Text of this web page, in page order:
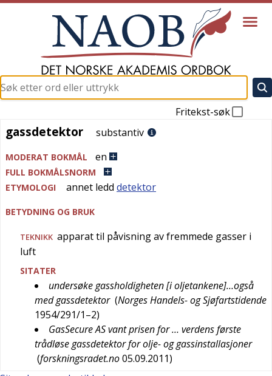
Fritekst-søk
gassdetektor
gassdetektor substantiv
MODERAT BOKMÅL en
FULL BOKMÅLSNORM
ETYMOLOGI
annet ledd detektor
BETYDNING OG BRUK
TEKNIKK apparat til påvisning av fremmede gasser i
luft
SITATER
undersøke gassholdigheten [i oljetankene]…også
med gassdetektor (Norges Handels- og Sjøfartstidende
1954/291/1–2)
GasSecure AS vant prisen for … verdens første
trådløse gassdetektor for olje- og gassinstallasjoner
(forskningsradet.no05.09.2011)